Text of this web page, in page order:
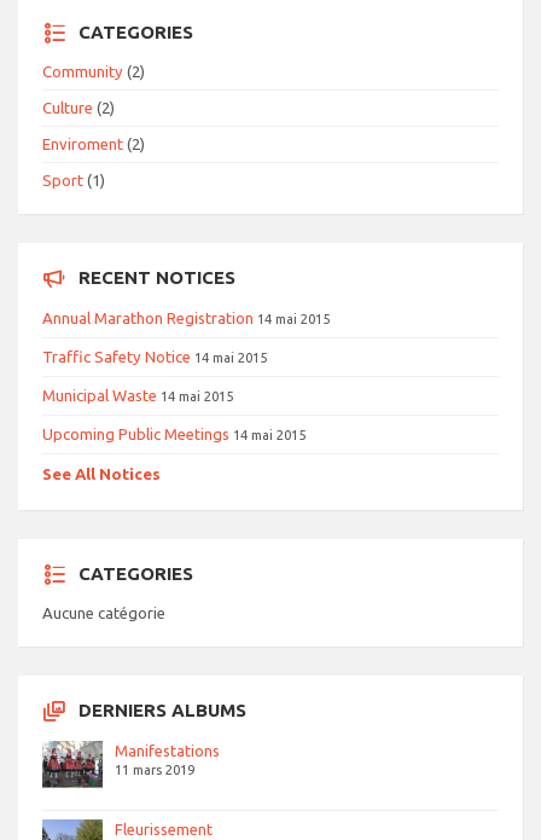
CATEGORIES
Community (2)
Culture (2)
Enviroment (2)
Sport (1)
RECENT NOTICES
Annual Marathon Registration 14 mai 2015
Traffic Safety Notice 14 mai 2015
Municipal Waste 14 mai 2015
Upcoming Public Meetings 14 mai 2015
See All Notices
CATEGORIES
Aucune catégorie
DERNIERS ALBUMS
Manifestations
11 mars 2019
Fleurissement